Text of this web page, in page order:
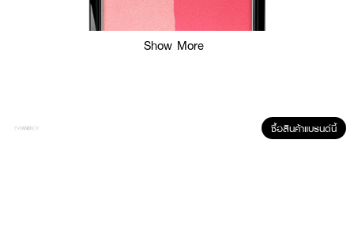
Show More
ซื้อสินค้าแบรนด์นี้